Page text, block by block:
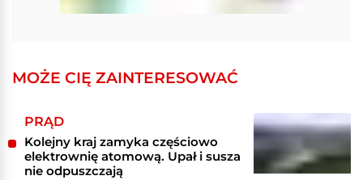
MOŻE CIĘ ZAINTERESOWAĆ
PRĄD
Kolejny kraj zamyka częściowo
elektrownię atomową. Upał i susza
nie odpuszczają